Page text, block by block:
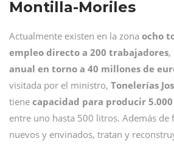
Montilla-Moriles
Actualmente existen en la zona ocho
empleo directo a 200 trabajadores,
anual en torno a 40 millones de
visitada por el ministro, Tonelerías
tiene capacidad para producir
entre uno hasta 500 litros. Además de
nuevos y envinados, tratan y